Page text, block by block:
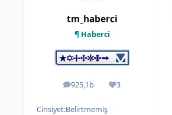
tm_haberci
¶ Haberci
925,1b
ileti 3
İtibar
Cinsiyet:Belirtmemiş